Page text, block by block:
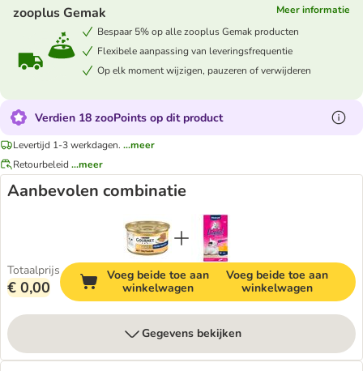
zooplus Gemak
Meer informatie
Bespaar 5% op alle zooplus Gemak producten
Flexibele aanpassing van leveringsfrequentie
Op elk moment wijzigen, pauzeren of verwijderen
Verdien 18 zooPoints op dit product
Levertijd 1-3 werkdagen. ...meer
Retourbeleid ...meer
Aanbevolen combinatie
Totaalprijs
€ 0,00
Voeg beide toe aan
winkelwagen
Voeg beide toe aan
winkelwagen
Gegevens bekijken